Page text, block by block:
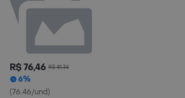
R$ 76,46 R$ 81,34
6%
(76.46/und)